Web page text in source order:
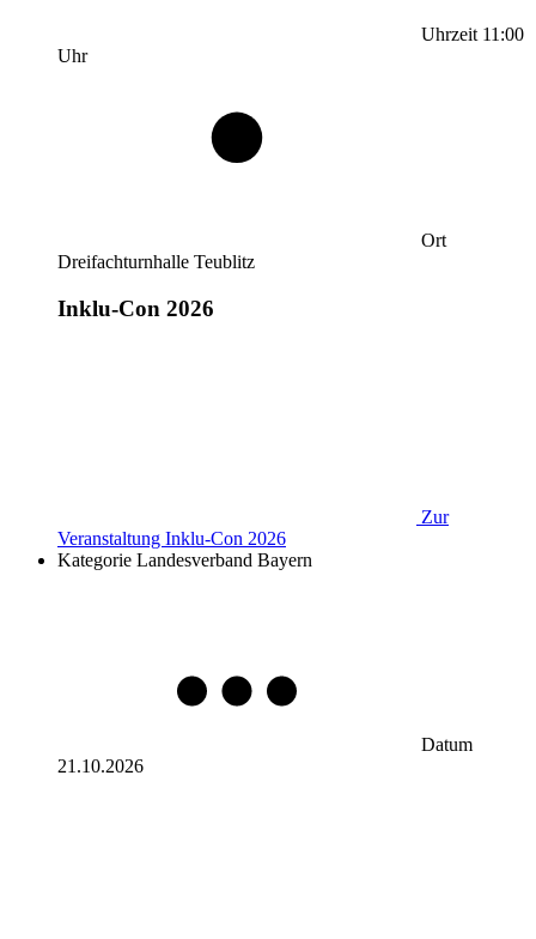
Uhrzeit 11:00
Uhr
Ort
Dreifachturnhalle Teublitz
Inklu-Con 2026
Zur
Veranstaltung Inklu-Con 2026
Kategorie Landesverband Bayern
Datum
21.10.2026